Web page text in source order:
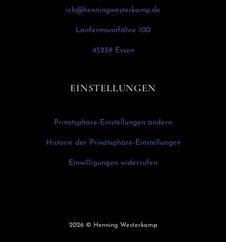
ich@henningwesterkamp.de
Lanfermannfähre 100
45259 Essen
EINSTELLUNGEN
Privatsphäre-Einstellungen ändern
Historie der Privatsphäre-Einstellungen
Einwilligungen widerrufen
2026© Henning Westerkamp